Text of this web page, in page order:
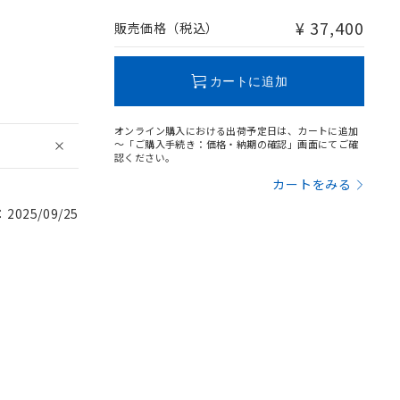
2025/09/25
販売価格（税込） ¥ 37,400
カートに追加
オンライン購入における出荷予定日は、カートに追加
～「ご購入手続き：価格・納期の確認」画面にてご確
認ください。
カートをみる